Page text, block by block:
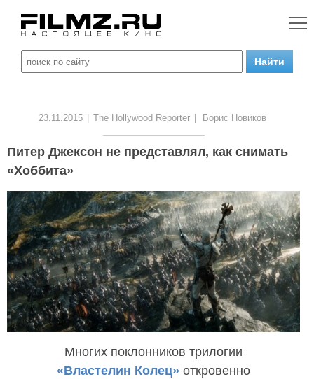
23.11.2015 The Hollywood Reporter Борис Новиков
Питер Джексон не представлял, как снимать
«Хоббита»
Многих поклонников трилогии
«Властелин Колец» откровенно